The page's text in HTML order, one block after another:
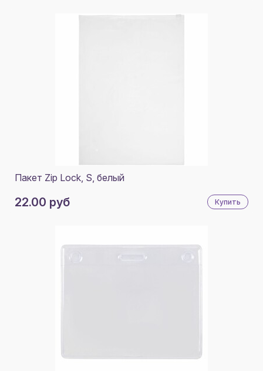
Пакет Zip Lock, S, белый
22.00 руб Купить